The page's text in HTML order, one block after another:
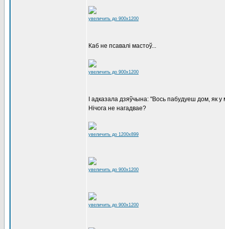
увеличить до 900x1200
Каб не псавалі мастоў...
увеличить до 900x1200
І адказала дзяўчына: "Вось пабудуеш дом, як
Нічога не нагадвае?
увеличить до 1200x899
увеличить до 900x1200
увеличить до 900x1200